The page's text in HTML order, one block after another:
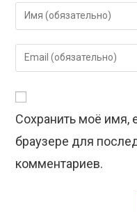
Введите
свое
имя
или
чтобы
Введите
свой
адрес,
чтобы
прокомментировать
Сохранить моё имя,
браузере для
комментариев.